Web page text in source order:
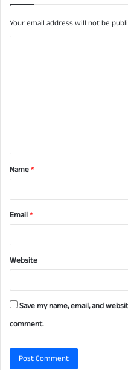
Your email address will not be
t
*Name*
Email*
Website
Save my name, email, and
comment.